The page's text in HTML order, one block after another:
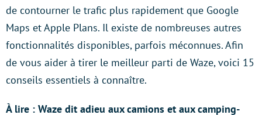
de contourner le trafic plus rapidement que Google
Maps et Apple Plans. Il existe de nombreuses autres
fonctionnalités disponibles, parfois méconnues. Afin
de vous aider à tirer le meilleur parti de Waze, voici 15
conseils essentiels à connaître.
À lire : Waze dit adieu aux camions et aux camping-